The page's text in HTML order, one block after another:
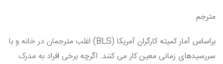
مترجم
براساس آمار کمیته کارگران آمریکا (BLS) اغلب مترجمان در خانه و با
سررسیدهای زمانی معین کار می کنند. اگرچه برخی افراد به مدرک